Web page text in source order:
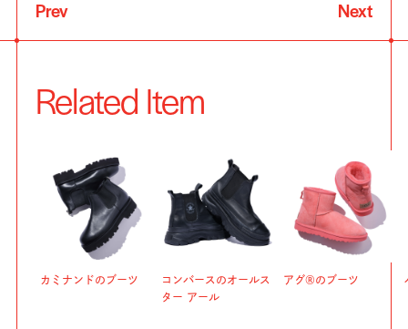
Prev Next
Related Item
カミナンドのブーツ
コンバースのオールス
ター アール
アグ®︎のブーツ